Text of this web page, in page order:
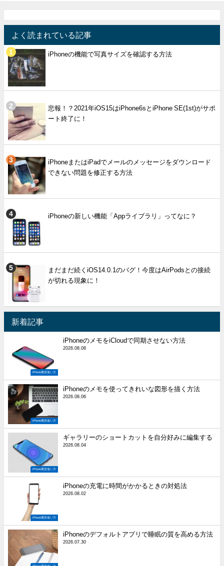
よく読まれている記事
iPhoneの機能で写真サイズを確認する方法
悲報！？2021年iOS15はiPhone6sとiPhone SE(1st)がサポ
ート終了に！
iPhoneまたはiPadでメールのメッセージをダウンロード
できない問題を修正する方法
iPhoneの新しい機能「Appライブラリ」ってなに？
まだまだ続くiOS14.0.1のバグ！今度はAirPodsとの接続
が切れる現象に！
新着記事
iPhone裏技使い方
iPhoneのメモをiCloudで同期させない方法
2026.08.08
iPhone裏技使い方
iPhoneのメモを使ってきれいな図形を描く方法
2026.08.06
iPhone裏技使い方
ギャラリーのショートカットを自分好みに編集する
2026.08.04
iPhone裏技使い方
iPhoneの充電に時間がかかるときの対処法
2026.08.02
iPhoneのデフォルトアプリで睡眠の質を高める方法
2026.07.30